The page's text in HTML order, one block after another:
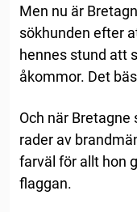
Men nu är
sökhunden efter
hennes stund att
åkommor. Det
Och när
rader av
farväl för allt hon
flaggan.